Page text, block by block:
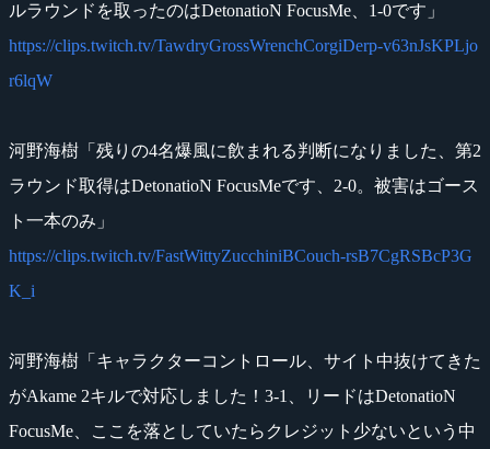
ルラウンドを取ったのはDetonatioN FocusMe、1-0です」
https://clips.twitch.tv/TawdryGrossWrenchCorgiDerp-v63nJsKPLjo
r6lqW
河野海樹「残りの4名爆風に飲まれる判断になりました、第2
ラウンド取得はDetonatioN FocusMeです、2-0。被害はゴース
ト一本のみ」
https://clips.twitch.tv/FastWittyZucchiniBCouch-rsB7CgRSBcP3G
K_i
河野海樹「キャラクターコントロール、サイト中抜けてきた
がAkame 2キルで対応しました！3-1、リードはDetonatioN
FocusMe、ここを落としていたらクレジット少ないという中